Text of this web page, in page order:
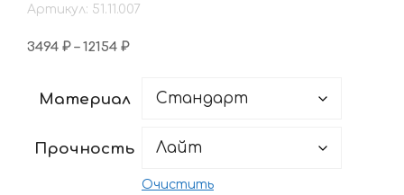
Артикул: 51.11.007
3494 ₽ – 12154 ₽Диапазон
–
Материал
Прочность
Очистить